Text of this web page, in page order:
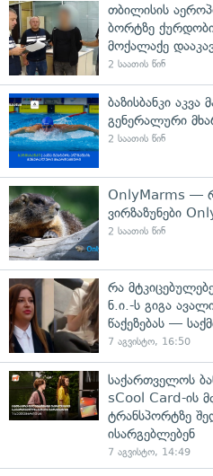
თბილისის
ბორტზე
მოქალაქე
2 საათის წინ
ბაზისბანკი აკვა
გენერალური
2 საათის წინ
OnlyMarms —
ვირზაზუნები
2 საათის წინ
რა
ნ.ი.-ს გიგა
წაქეზებას —
7 აგვისტო, 16:50
საქართველოს
sCool Card-ის
ტრანსპორტზე
ისარგებლებენ
7 აგვისტო, 14:49